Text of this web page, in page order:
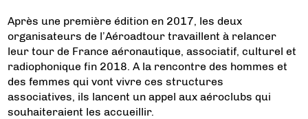
Après une première édition en 2017, les deux
organisateurs de l’Aéroadtour travaillent à relancer
leur tour de France aéronautique, associatif, culturel et
radiophonique fin 2018. A la rencontre des hommes et
des femmes qui vont vivre ces structures
associatives, ils lancent un appel aux aéroclubs qui
souhaiteraient les accueillir.